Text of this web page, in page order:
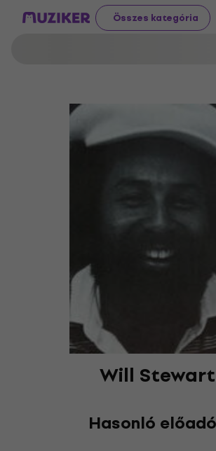
Összes kategória
Will Stewart
Hasonló